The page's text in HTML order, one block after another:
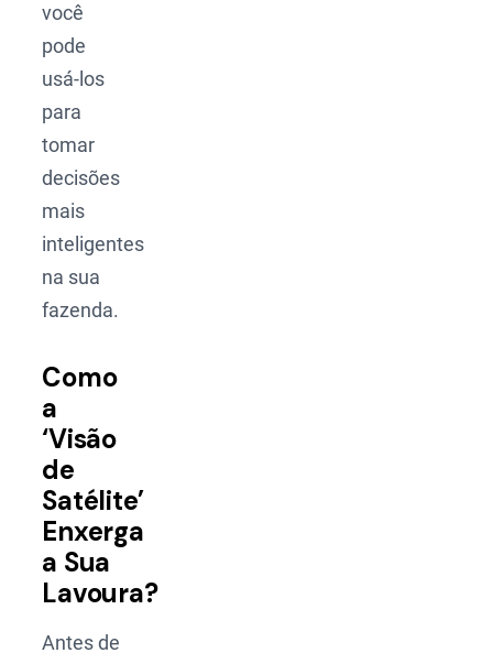
você
pode
usá-los
para
tomar
decisões
mais
inteligentes
na sua
fazenda.
Como
a
‘Visão
de
Satélite’
Enxerga
a Sua
Lavoura?
Antes de